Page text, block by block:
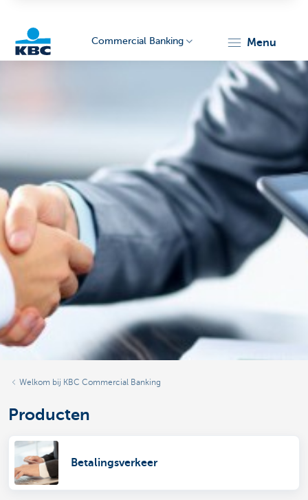
Corporate
Commercial Banking menu
Welkom bij KBC Commercial Banking
Producten
Betalingsverkeer